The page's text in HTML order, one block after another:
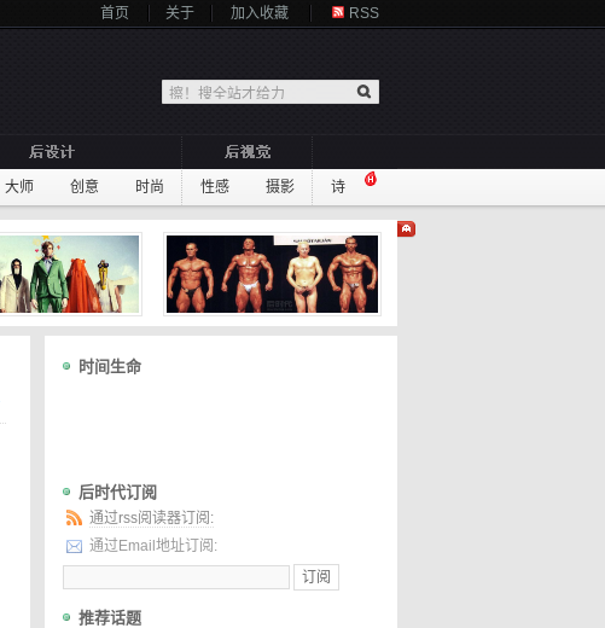
首页 关于 加入收藏 RSS
大师 创意 时尚 性感 摄影 诗
时间生命
后时代订阅
通过rss阅读器订阅:
通过Email地址订阅:
推荐话题